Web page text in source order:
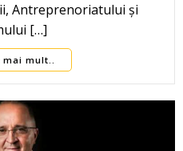
Antreprenoriatului și
[…]
mai mult..